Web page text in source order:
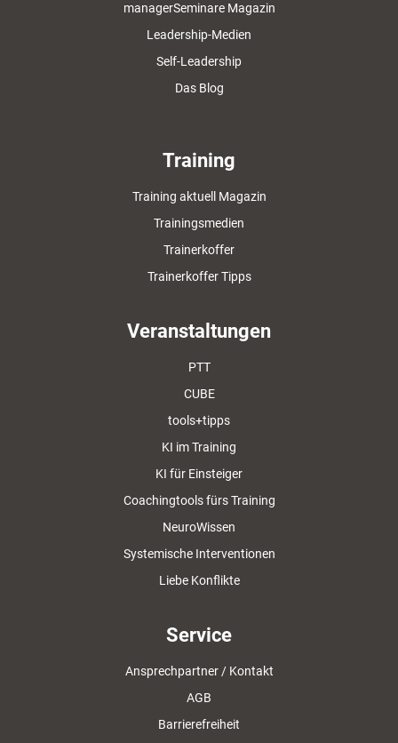
managerSeminare Magazin
Leadership-Medien
Self-Leadership
Das Blog
Training
Training aktuell Magazin
Trainingsmedien
Trainerkoffer
Trainerkoffer Tipps
Veranstaltungen
PTT
CUBE
tools+tipps
KI im Training
KI für Einsteiger
Coachingtools fürs Training
NeuroWissen
Systemische Interventionen
Liebe Konflikte
Service
Ansprechpartner / Kontakt
AGB
Barrierefreiheit